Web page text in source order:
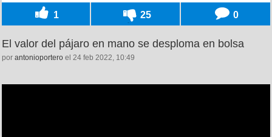
1 25 0
El valor del pájaro en mano se desploma en bolsa
por antonioportero el 24 feb 2022, 10:49